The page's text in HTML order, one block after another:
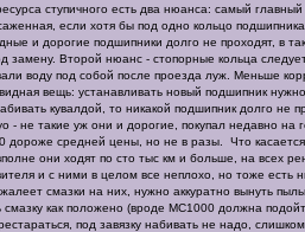
ступичного есть два нюанса: самый
если хотя бы под одно кольцо
и дорогие подшипники долго не проходят, в
замену. Второй нюанс - стопорные кольца
воду под собой после проезда луж. Меньше
вещь: устанавливать новый подшипник
кувалдой, то никакой подшипник долго не
- не такие уж они и дорогие, покупал недавно на
дороже средней цены, но не в разы. Что касается
они ходят по сто тыс км и больше, на всех
и с ними в целом все неплохо, но тоже есть
смазки на них, нужно аккуратно вынуть
смазку как положено (вроде МС1000 должна
под завязку набивать не надо,